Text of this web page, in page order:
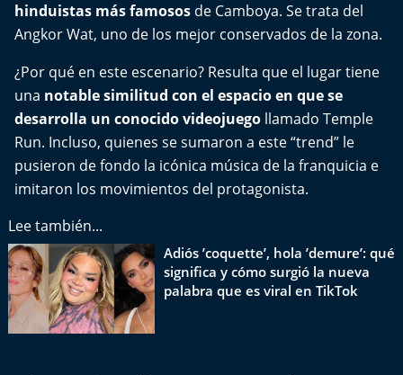
Psicología Abierta
Impacto Tecnológico
Sesiones Dieciocheras
Expreso PM
El Mejor País de Chile
Te invito a tomar once
hinduistas más famosos de Camboya. Se trata del
Angkor Wat, uno de los mejor conservados de la zona.
¿Por qué en este escenario? Resulta que el lugar tiene
una notable similitud con el espacio en que se
desarrolla un conocido videojuego llamado Temple
Run. Incluso, quienes se sumaron a este “trend” le
pusieron de fondo la icónica música de la franquicia e
imitaron los movimientos del protagonista.
Lee también...
Adiós ’coquette’, hola ’demure’: qué
significa y cómo surgió la nueva
palabra que es viral en TikTok